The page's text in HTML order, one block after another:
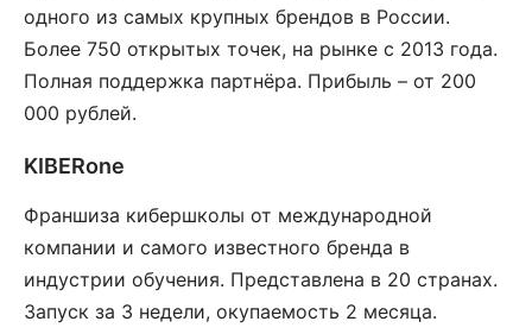
одного из самых крупных брендов в России.
Более 750 открытых точек, на рынке с 2013 года.
Полная поддержка партнёра. Прибыль – от 200
000 рублей.
KIBERone
Франшиза кибершколы от международной
компании и самого известного бренда в
индустрии обучения. Представлена в 20 странах.
Запуск за 3 недели, окупаемость 2 месяца.